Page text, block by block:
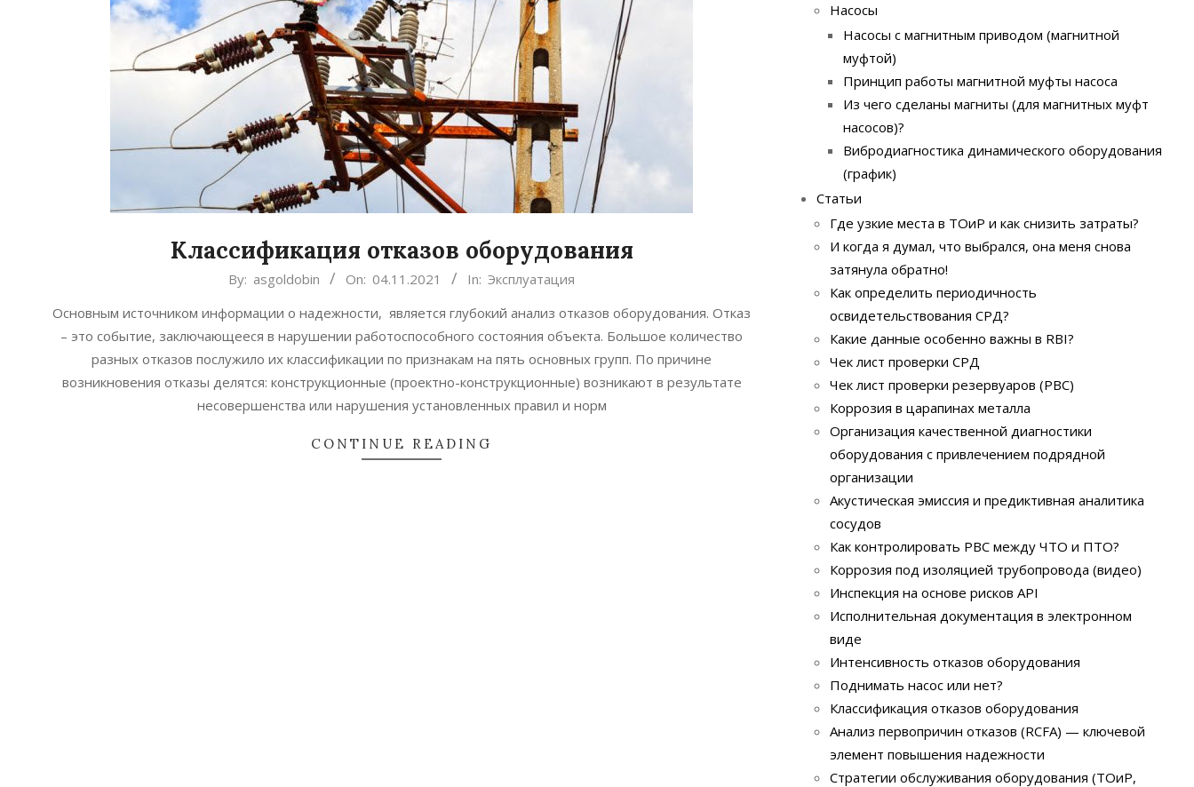
Классификация отказов оборудования
04
By: asgoldobin On: 04.11.2021 In: Эксплуатация
Основным источником информации о надежности, является глубокий анализ отказов оборудования. Отказ
– это событие, заключающееся в нарушении работоспособного состояния объекта. Большое количество
разных отказов послужило их классификации по признакам на пять основных групп. По причине
возникновения отказы делятся: конструкционные (проектно-конструкционные) возникают в результате
несовершенства или нарушения установленных правил и норм
CONTINUE READING
Насосы
Насосы с магнитным приводом (магнитной
муфтой)
Принцип работы магнитной муфты насоса
Из чего сделаны магниты (для магнитных муфт
насосов)?
Вибродиагностика динамического оборудования
(график)
Статьи
Где узкие места в ТОиР и как снизить затраты?
И когда я думал, что выбрался, она меня снова
затянула обратно!
Как определить периодичность
освидетельствования СРД?
Какие данные особенно важны в RBI?
Чек лист проверки СРД
Чек лист проверки резервуаров (РВС)
Коррозия в царапинах металла
Организация качественной диагностики
оборудования с привлечением подрядной
организации
Акустическая эмиссия и предиктивная аналитика
сосудов
Как контролировать РВС между ЧТО и ПТО?
Коррозия под изоляцией трубопровода (видео)
Инспекция на основе рисков API
Исполнительная документация в электронном
виде
Интенсивность отказов оборудования
Поднимать насос или нет?
Классификация отказов оборудования
Анализ первопричин отказов (RCFA) — ключевой
элемент повышения надежности
Стратегии обслуживания оборудования (ТОиР,